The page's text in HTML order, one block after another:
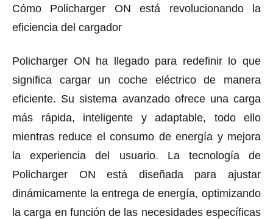
Cómo Policharger ON está revolucionando la
eficiencia del cargador
Policharger ON ha llegado para redefinir lo que
significa cargar un coche eléctrico de manera
eficiente. Su sistema avanzado ofrece una carga
más rápida, inteligente y adaptable, todo ello
mientras reduce el consumo de energía y mejora
la experiencia del usuario. La tecnología de
Policharger ON está diseñada para ajustar
dinámicamente la entrega de energía, optimizando
la carga en función de las necesidades específicas